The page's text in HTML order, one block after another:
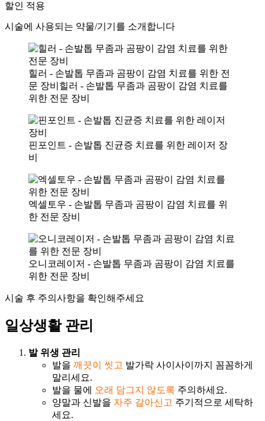
할인 적용
시술에 사용되는 약물/기기를 소개합니다
힐러 - 손발톱 무좀과 곰팡이 감염 치료를 위한 전
문 장비힐러 - 손발톱 무좀과 곰팡이 감염 치료를
위한 전문 장비
핀포인트 - 손발톱 진균증 치료를 위한 레이저 장
비
엑셀토우 - 손발톱 무좀과 곰팡이 감염 치료를 위
한 전문 장비
오니코레이저 - 손발톱 무좀과 곰팡이 감염 치료를
위한 전문 장비
시술 후 주의사항을 확인해주세요
일상생활 관리
발 위생 관리
발을 깨끗이 씻고 발가락 사이사이까지 꼼꼼하게
말리세요.
발을 물에
오래 담그지 않도록 주의하세요.
양말과 신발을 자주 갈아신고 주기적으로 세탁하
세요.